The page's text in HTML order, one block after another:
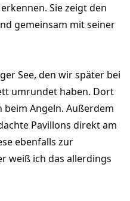
Sie zeigt den
gemeinsam mit seiner
See, den wir später bei
umrundet haben. Dort
Angeln. Außerdem
Pavillons direkt am
ebenfalls zur
weiß ich das allerdings